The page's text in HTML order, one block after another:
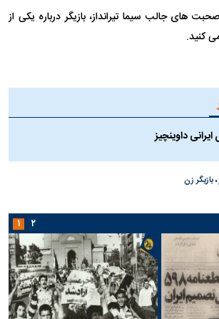
های جالب سیما تیرانداز، بازیگر درباره یکی از
کنید.
داوینچیز
،بازیگر زن
۱ ۲